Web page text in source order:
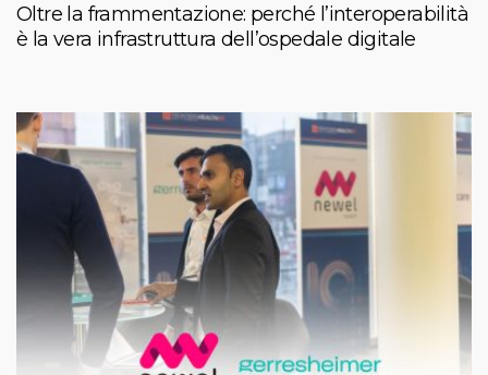
Oltre la frammentazione: perché l’interoperabilità
è la vera infrastruttura dell’ospedale digitale